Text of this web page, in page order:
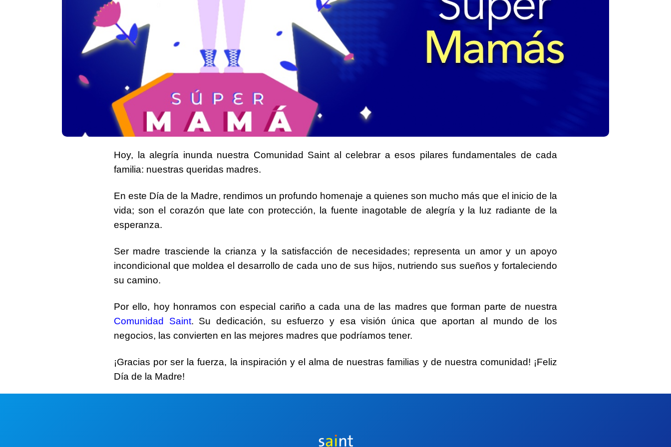
Hoy, la alegría inunda nuestra Comunidad Saint al celebrar a esos pilares fundamentales de cada
familia: nuestras queridas madres.
En este Día de la Madre, rendimos un profundo homenaje a quienes son mucho más que el inicio de la
vida; son el corazón que late con protección, la fuente inagotable de alegría y la luz radiante de la
esperanza.
Ser madre trasciende la crianza y la satisfacción de necesidades; representa un amor y un apoyo
incondicional que moldea el desarrollo de cada uno de sus hijos, nutriendo sus sueños y fortaleciendo
su camino.
Por ello, hoy honramos con especial cariño a cada una de las madres que forman parte de nuestra
Comunidad Saint. Su dedicación, su esfuerzo y esa visión única que aportan al mundo de los
negocios, las convierten en las mejores madres que podríamos tener.
¡Gracias por ser la fuerza, la inspiración y el alma de nuestras familias y de nuestra comunidad! ¡Feliz
Día de la Madre!